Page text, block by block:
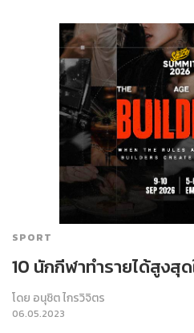
SPORT
10 นักกีฬาทำรายได้สูงสุ
โดย อนุชิต ไกรวิจิตร
06.05.2023